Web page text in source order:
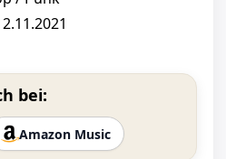
bei:
Amazon Music